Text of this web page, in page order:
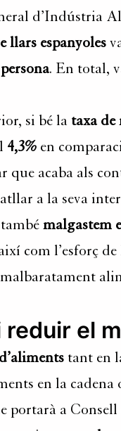
d’Indústria
llars espanyoles
. En total,
si bé la taxa
4,3% en
que acaba als
a la seva
malgastem
com l’esforç de
el
tant en
en la
portarà a